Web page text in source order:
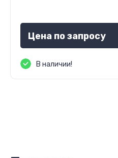
Цена по запросу
В наличии!